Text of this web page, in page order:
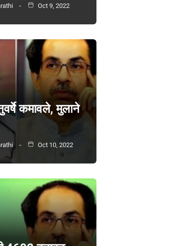
Oct 9, 2022
कमावले, मुलाने
Oct 10, 2022